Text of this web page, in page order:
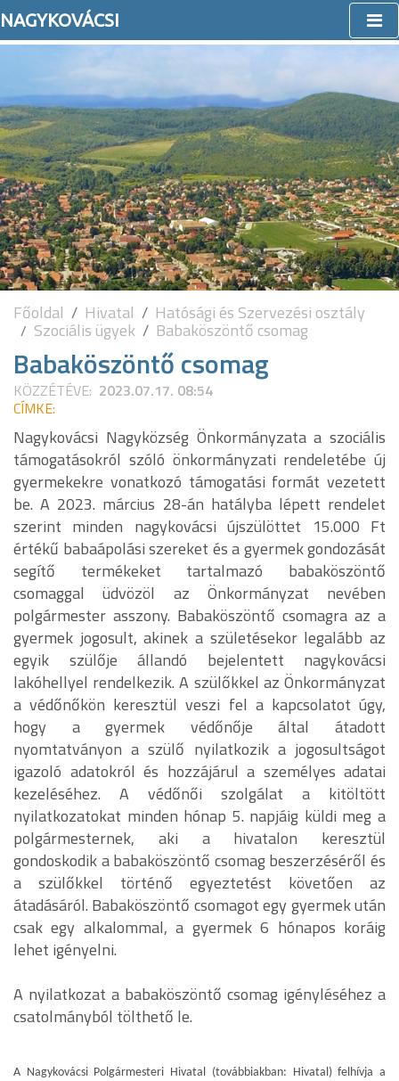
NAGYKOVÁCSI
Főoldal Hivatal Hatósági és Szervezési osztály
Szociális ügyek Babaköszöntő csomag
Babaköszöntő csomag
KÖZZÉTÉVE: 2023.07.17. 08:54
CÍMKE:
Nagykovácsi Nagyközség Önkormányzata a szociális
támogatásokról szóló önkormányzati rendeletébe új
gyermekekre vonatkozó támogatási formát vezetett
be. A 2023. március 28-án hatályba lépett rendelet
szerint minden nagykovácsi újszülöttet 15.000 Ft
értékű babaápolási szereket és a gyermek gondozását
segítő termékeket tartalmazó babaköszöntő
csomaggal üdvözöl az Önkormányzat nevében
polgármester asszony. Babaköszöntő csomagra az a
gyermek jogosult, akinek a születésekor legalább az
egyik szülője állandó bejelentett nagykovácsi
lakóhellyel rendelkezik. A szülőkkel az Önkormányzat
a védőnőkön keresztül veszi fel a kapcsolatot úgy,
hogy a gyermek védőnője által átadott
nyomtatványon a szülő nyilatkozik a jogosultságot
igazoló adatokról és hozzájárul a személyes adatai
kezeléséhez. A védőnői szolgálat a kitöltött
nyilatkozatokat minden hónap 5. napjáig küldi meg a
polgármesternek, aki a hivatalon keresztül
gondoskodik a babaköszöntő csomag beszerzéséről és
a szülőkkel történő egyeztetést követően az
átadásáról. Babaköszöntő csomagot egy gyermek után
csak egy alkalommal, a gyermek 6 hónapos koráig
lehet igényelni.
A nyilatkozat a babaköszöntő csomag igényléséhez a
csatolmányból tölthető le.
A Nagykovácsi Polgármesteri Hivatal (továbbiakban: Hivatal) felhívja a